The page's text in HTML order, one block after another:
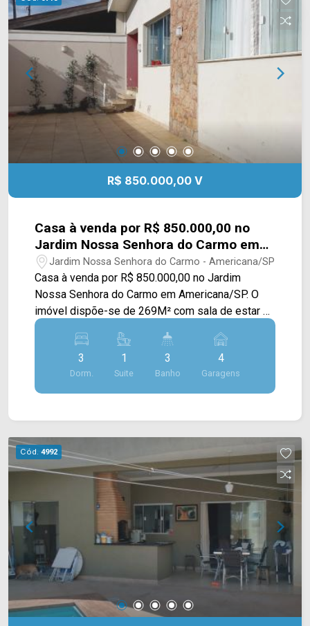
acesso a Rod. Luiz de Queiroz. Entre em contato
com a nossa equipe de vendas e agende a sua
visita!! WhatsApp e Telefone Arbix: (19) 3475-
4546 ARBIX IMÓVEIS - Presente em cada
mudança!
R$ 850.000,00 V
Casa à venda por R$ 850.000,00 no
Jardim Nossa Senhora do Carmo em
Americana/SP
Jardim Nossa Senhora do Carmo - Americana/SP
Casa à venda por R$ 850.000,00 no Jardim
Nossa Senhora do Carmo em Americana/SP. O
imóvel dispõe-se de 269M² com sala de estar e
de jantar, cozinha, quintal, churrasqueira e área de
serviço. > 03 dormitórios, sendo 01 suíte; > 03
banheiros, sendo 02 sociais; > 04 vagas de
garagem. Localizado em Americana, o imóvel
contém uma área com diversos comércios em
outros. Além de ficar próximo a Av. Paschoal
Ardito. Entre em contato com a nossa equipe de
vendas e agende a sua visita!! WhatsApp e
Telefone Arbix: (19) 3475-4546 ARBIX IMÓVEIS -
Presente em cada mudança!
3
Dorm.
1
Suite
3
Banho
4
Garagens
Cód. 4992